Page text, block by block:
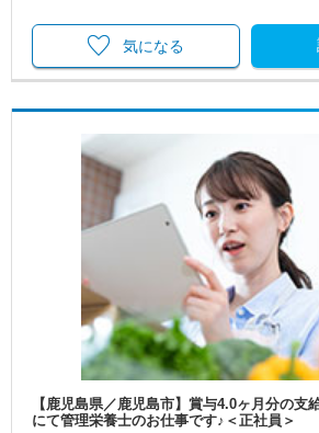
気になる
【鹿児島県／鹿児島市】賞与4.0ヶ月分の
にて管理栄養士のお仕事です♪＜正社員＞